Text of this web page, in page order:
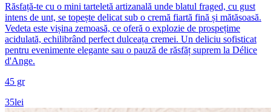
Răsfață-te cu o mini tarteletă artizanală unde blatul fraged, cu gust
intens de unt, se topește delicat sub o cremă fiartă fină și mătăsoasă.
Vedeta este vișina zemoasă, ce oferă o explozie de prospețime
acidulată, echilibrând perfect dulceața cremei. Un deliciu sofisticat
pentru evenimente elegante sau o pauză de răsfăț suprem la Délice
d'Ange.
45 gr
35lei